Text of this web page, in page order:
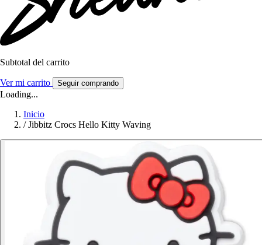
Subtotal del carrito
Ver mi carrito Seguir comprando
Loading...
Inicio
/ Jibbitz Crocs Hello Kitty Waving